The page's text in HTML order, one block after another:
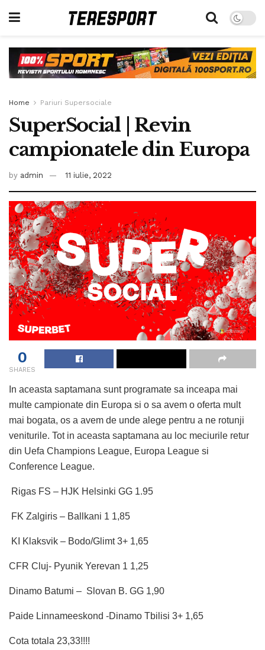
Home Pariuri Supersociale
SuperSocial | Revin
campionatele din Europa
by admin 11 iulie, 2022
0
SHARES
In aceasta saptamana sunt programate sa inceapa mai
multe campionate din Europa si o sa avem o oferta mult
mai bogata, os a avem de unde alege pentru a ne rotunji
veniturile. Tot in aceasta saptamana au loc meciurile retur
din Uefa Champions League, Europa League si
Conference League.
Rigas FS – HJK Helsinki GG 1.95
FK Zalgiris – Ballkani 1 1,85
KI Klaksvik – Bodo/Glimt 3+ 1,65
CFR Cluj- Pyunik Yerevan 1 1,25
Dinamo Batumi – Slovan B. GG 1,90
Paide Linnameeskond -Dinamo Tbilisi 3+ 1,65
Cota totala 23,33!!!!